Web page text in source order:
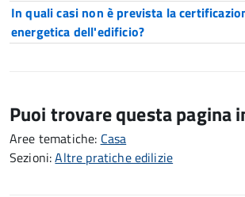
In quali casi non è prevista la
energetica dell'edificio?
Puoi trovare questa pagina
Aree tematiche: Casa
Sezioni:Altre pratiche edilizie